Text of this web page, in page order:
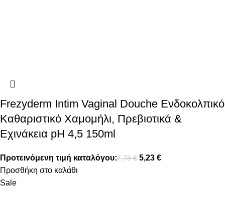
Frezyderm Intim Vaginal Douche Ενδοκολπικό
Καθαριστικό Χαμομήλι, Πρεβιοτικά &
Εχινάκεια pH 4,5 150ml
Προτεινόμενη τιμή καταλόγου:7,78€ 5,23 €
Προσθήκη στο καλάθι
Sale